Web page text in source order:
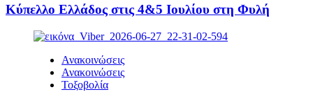
Κύπελλο Ελλάδος στις 4&5 Ιουλίου στη Φυλή
Ανακοινώσεις
Ανακοινώσεις
Τοξοβολία